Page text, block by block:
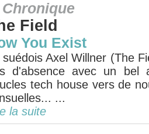
Chronique
Field
You Exist
suédois Axel Willner (The
d'absence avec un bel
tech house vers de
...
la suite